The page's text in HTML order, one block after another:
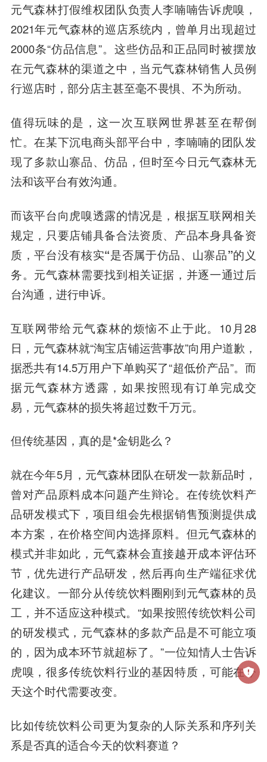
元气森林打假维权团队负责人李喃喃告诉虎嗅，
2021年元气森林的巡店系统内，曾单月出现超过
2000条“仿品信息”。这些仿品和正品同时被摆放
在元气森林的渠道之中 ，当元气森林销售人员例
行巡店时， 部分店主甚至毫不畏惧、不为所动。
值得玩味的是， 这一次互联网世界甚至在帮倒
忙。在某下沉电商头部平台中，李喃喃的团队发
现了多款山寨品、仿品，但时至今日元气森林无
法和该平台有效沟通。
而该平台向虎嗅透露的情况是，根据互联网相关
规定，只要店铺具备合法资质、产品本身具备资
质，平台没有核实“是否属于仿品、山寨品”的义
务。元气森林需要找到相关证据，并逐一通过后
台沟通，进行申诉。
互联网带给元气森林的烦恼不止于此。10月28
日，元气森林就“淘宝店铺运营事故”向用户道歉，
据悉共有14.5万用户下单购买了“超低价产品”。而
据元气森林方透露，如果按照现有订单完成交
易，元气森林的损失将超过数千万元。
但传统基因，真的是*金钥匙么？
就在今年5月，元气森林团队在研发一款新品时，
曾对产品原料成本问题产生辩论。在传统饮料产
品研发模式下，项目组会先根据销售预测提供成
本方案，在价格空间内选择原料。但元气森林的
模式并非如此，元气森林会直接越开成本评估环
节，优先进行产品研发，然后再向生产端征求优
化建议。 一部分从传统饮料圈刚到元气森林的员
工，并不适应这种模式。“如果按照传统饮料公司
的研发模式，元气森林的多款产品是不可能立项
的，因为成本环节就超标了。”一位知情人士告诉
虎嗅，很多传统饮料行业的基因特质，可能在今
天这个时代需要改变。
比如传统饮料公司更为复杂的人际关系和序列关
系是否真的适合今天的饮料赛道？